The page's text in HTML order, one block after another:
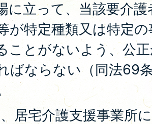
に立って、当該要介
が特定種類又は特定
ことがないよう、公
ばならない（同法69
居宅介護支援事業所